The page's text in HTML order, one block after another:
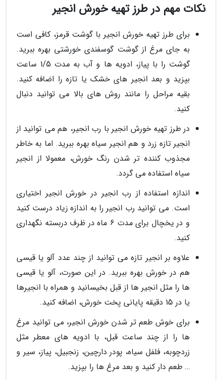
نکات مهم در طرز تهیه خورش انجیر
برای طرز تهیه خورش انجیر با گوشت قرمز، کافی است
به جای مرغ از گوشت گوسفندی خورشتی بهره ببرید.
گوشت را با پیاز، ادویه ها و آب به مدت 1/5 ساعت
بپزید و بعد انجیر های خشک یا تازه را اضافه کنید.
بقیه مراحل را مانند روش های بالا می توانید دنبال
کنید.
در طرز تهیه خورش انجیر با رب انجیر، هم می توانید از
انجیر تازه زرد و هم انجیر سیاه بهره ببرید. اما به خاطر
مجذوب کننده تر شدن رنگ خورش، معمولا از انجیر
سیاه استفاده می گردد.
اندازه استفاده از رب انجیر در خورش انجیر اختیاری
است. می توانید رب انجیر را به اندازه زیاد درست کنید
و در یخچال برای مدت 6 ماه در ظرف دربسته نگهداری
کنید.
علاوه بر انجیر تازه می توانید از چند عدد آلو یا قیسی
هم در خورش بهره ببرید. در این صورت، آلو یا قیسی
ها را مثل انجیر ها از قبل بخیسانید و همراه با انجیرها
یا در 15 دقیقه پایانی پخت خورش، اضافه کنید.
برای خوش طعم تر شدن خورش انجیر، می توانید مرغ
ها را از چند ساعت قبل، با ادویه های معطر مثل
زردچوبه، فلفل سیاه، پودر دارچین، زنجبیل، پیاز، سیر و
… طعم دار کنید و بعد مرغ ها را بپزید.